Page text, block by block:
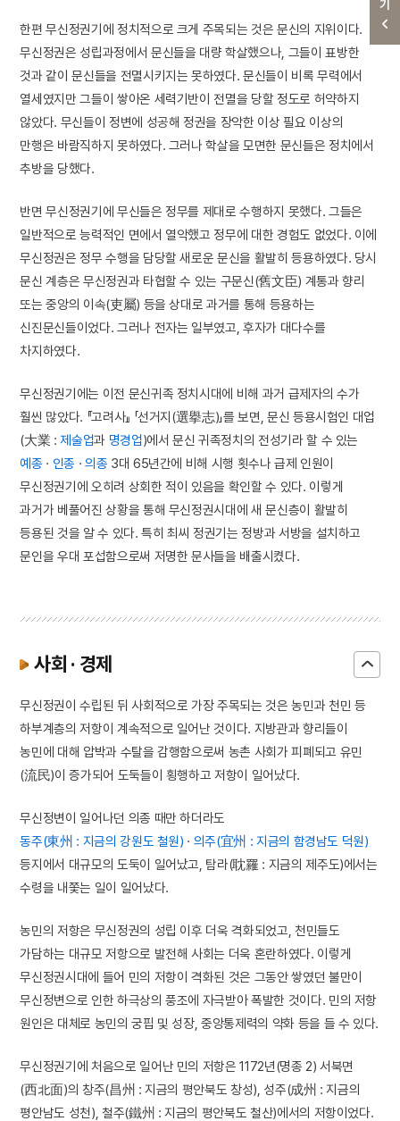
한편 무신정권기에 정치적으로 크게 주목되는 것은 문신의 지위이다.
무신정권은 성립과정에서 문신들을 대량 학살했으나, 그들이 표방한
것과 같이 문신들을 전멸시키지는 못하였다. 문신들이 비록 무력에서
열세였지만 그들이 쌓아온 세력기반이 전멸을 당할 정도로 허약하지
않았다. 무신들이 정변에 성공해 정권을 장악한 이상 필요 이상의
만행은 바람직하지 못하였다. 그러나 학살을 모면한 문신들은 정치에서
추방을 당했다.
반면 무신정권기에 무신들은 정무를 제대로 수행하지 못했다. 그들은
일반적으로 능력적인 면에서 열악했고 정무에 대한 경험도 없었다. 이에
무신정권은 정무 수행을 담당할 새로운 문신을 활발히 등용하였다. 당시
문신 계층은 무신정권과 타협할 수 있는 구문신(舊文臣) 계통과 향리
또는 중앙의 이속(吏屬) 등을 상대로 과거를 통해 등용하는
신진문신들이었다. 그러나 전자는 일부였고, 후자가 대다수를
차지하였다.
무신정권기에는 이전 문신귀족 정치시대에 비해 과거 급제자의 수가
훨씬 많았다. 『고려사』 「선거지(選擧志)」를 보면, 문신 등용시험인 대업
(大業 :제술업과 명경업)에서 문신 귀족정치의 전성기라 할 수 있는
예종 · 인종 · 의종 3대 65년간에 비해 시행 횟수나 급제 인원이
무신정권기에 오히려 상회한 적이 있음을 확인할 수 있다. 이렇게
과거가 베풀어진 상황을 통해 무신정권시대에 새 문신층이 활발히
등용된 것을 알 수 있다. 특히 최씨 정권기는 정방과 서방을 설치하고
문인을 우대 포섭함으로써 저명한 문사들을 배출시켰다.
사회 · 경제
무신정권이 수립된 뒤 사회적으로 가장 주목되는 것은 농민과 천민 등
하부계층의 저항이 계속적으로 일어난 것이다. 지방관과 향리들이
농민에 대해 압박과 수탈을 감행함으로써 농촌 사회가 피폐되고 유민
(流民)이 증가되어 도둑들이 횡행하고 저항이 일어났다.
무신정변이 일어나던 의종 때만 하더라도
동주(東州 : 지금의 강원도 철원) · 의주(宜州 : 지금의 함경남도 덕원)
등지에서 대규모의 도둑이 일어났고, 탐라(耽羅 : 지금의 제주도)에서는
수령을 내쫓는 일이 일어났다.
농민의 저항은 무신정권의 성립 이후 더욱 격화되었고, 천민들도
가담하는 대규모 저항으로 발전해 사회는 더욱 혼란하였다. 이렇게
무신정권시대에 들어 민의 저항이 격화된 것은 그동안 쌓였던 불만이
무신정변으로 인한 하극상의 풍조에 자극받아 폭발한 것이다. 민의 저항
원인은 대체로 농민의 궁핍 및 성장, 중앙통제력의 약화 등을 들 수 있다.
무신정권기에 처음으로 일어난 민의 저항은 1172년(명종 2) 서북면
(西北面)의 창주(昌州 : 지금의 평안북도 창성), 성주(成州 : 지금의
평안남도 성천), 철주(鐵州 : 지금의 평안북도 철산)에서의 저항이었다.